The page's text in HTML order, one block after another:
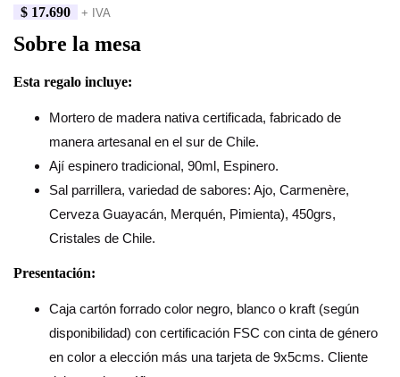
$ 17.690 + IVA
Sobre la mesa
Esta regalo incluye:
Mortero de madera nativa certificada, fabricado de
manera artesanal en el sur de Chile.
Ají espinero tradicional, 90ml, Espinero.
Sal parrillera, variedad de sabores: Ajo, Carmenère,
Cerveza Guayacán, Merquén, Pimienta), 450grs,
Cristales de Chile.
Presentación:
Caja cartón forrado color negro, blanco o kraft (según
disponibilidad) con certificación FSC con cinta de género
en color a elección más una tarjeta de 9x5cms. Cliente